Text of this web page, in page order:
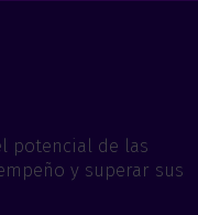
potencial de las
y superar sus